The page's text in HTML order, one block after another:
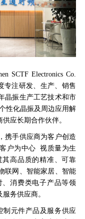
SCTF Electronics Co.
专注研发、生产、销售
晶振生产工艺技术和市
性化晶振及周边应用解
应长期合作伙伴。
携手供应商为客户创造
户为中心 视质量为生
高品质的精准、可靠
联网、智能家居、智能
消费类电子产品等领
务供应商。
制元件产品及服务供应